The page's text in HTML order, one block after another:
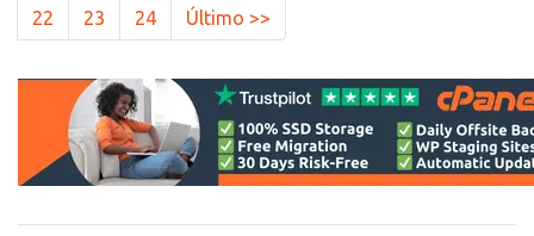
22 23 24 Último >>